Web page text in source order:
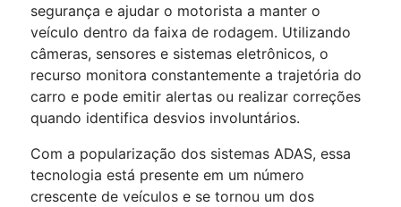
segurança e ajudar o motorista a manter o
veículo dentro da faixa de rodagem. Utilizando
câmeras, sensores e sistemas eletrônicos, o
recurso monitora constantemente a trajetória do
carro e pode emitir alertas ou realizar correções
quando identifica desvios involuntários.
Com a popularização dos sistemas ADAS, essa
tecnologia está presente em um número
crescente de veículos e se tornou um dos